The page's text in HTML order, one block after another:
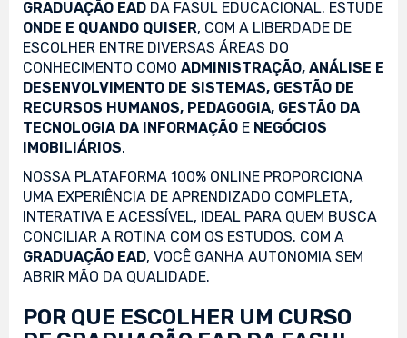
GRADUAÇÃO EAD DA FASUL EDUCACIONAL. ESTUDE
ONDE E QUANDO QUISER, COM A LIBERDADE DE
ESCOLHER ENTRE DIVERSAS ÁREAS DO
CONHECIMENTO COMO ADMINISTRAÇÃO, ANÁLISE E
DESENVOLVIMENTO DE SISTEMAS, GESTÃO DE
RECURSOS HUMANOS, PEDAGOGIA, GESTÃO DA
TECNOLOGIA DA INFORMAÇÃO E NEGÓCIOS
IMOBILIÁRIOS.
NOSSA PLATAFORMA 100% ONLINE PROPORCIONA
UMA EXPERIÊNCIA DE APRENDIZADO COMPLETA,
INTERATIVA E ACESSÍVEL, IDEAL PARA QUEM BUSCA
CONCILIAR A ROTINA COM OS ESTUDOS. COM A
GRADUAÇÃO EAD, VOCÊ GANHA AUTONOMIA SEM
ABRIR MÃO DA QUALIDADE.
POR QUE ESCOLHER UM CURSO